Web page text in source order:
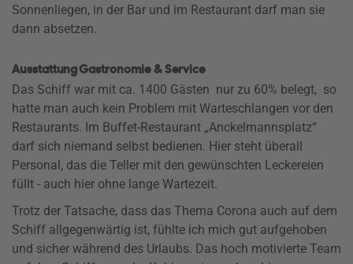
Sonnenliegen, in der Bar und im Restaurant darf man sie
dann absetzen.
Ausstattung Gastronomie & Service
Das Schiff war mit ca. 1400 Gästen nur zu 60% belegt, so
hatte man auch kein Problem mit Warteschlangen vor den
Restaurants. Im Buffet-Restaurant „Anckelmannsplatz“
darf sich niemand selbst bedienen. Hier steht überall
Personal, das die Teller mit den gewünschten Leckereien
füllt - auch hier ohne lange Wartezeit.
Trotz der Tatsache, dass das Thema Corona auch auf dem
Schiff allgegenwärtig ist, fühlte ich mich gut aufgehoben
und sicher während des Urlaubs. Das hoch motivierte Team